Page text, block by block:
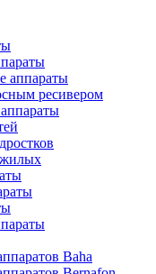
аппараты
ресивером
Baha